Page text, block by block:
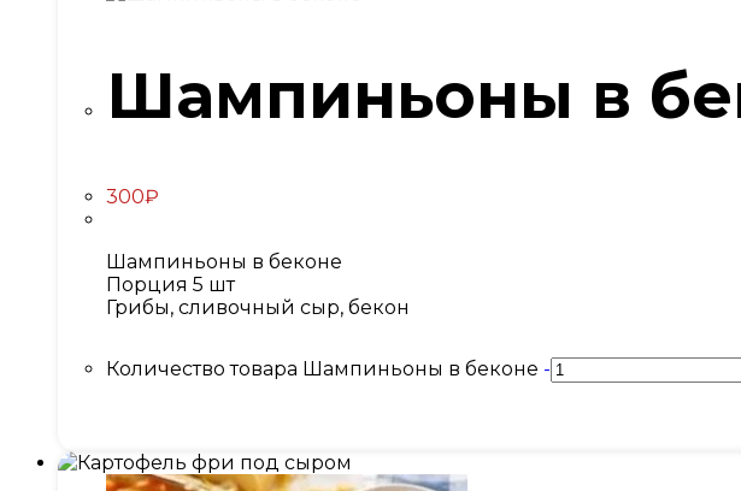
Шампиньоны в
300₽
Шампиньоны в беконе
Порция 5 шт
Грибы, сливочный сыр, бекон
Количество товара Шампиньоны в беконе -